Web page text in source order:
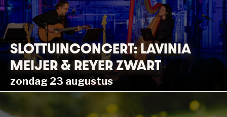
SLOTTUINCONCERT: LAVINIA
MEIJER & REYER ZWART
zondag 23 augustus